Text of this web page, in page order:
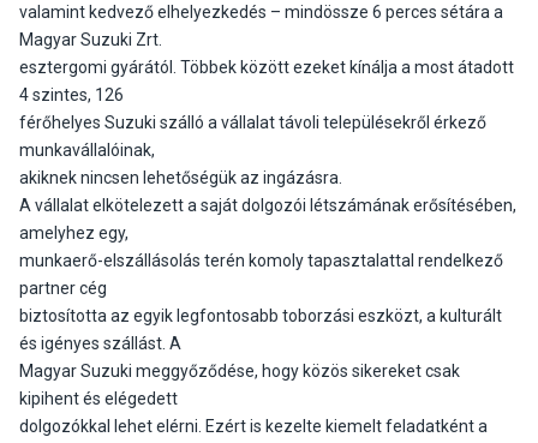
valamint kedvező elhelyezkedés – mindössze 6 perces sétára a
Magyar Suzuki Zrt.
esztergomi gyárától. Többek között ezeket kínálja a most átadott
4 szintes, 126
férőhelyes Suzuki szálló a vállalat távoli településekről érkező
munkavállalóinak,
akiknek nincsen lehetőségük az ingázásra.
A vállalat elkötelezett a saját dolgozói létszámának erősítésében,
amelyhez egy,
munkaerő-elszállásolás terén komoly tapasztalattal rendelkező
partner cég
biztosította az egyik legfontosabb toborzási eszközt, a kulturált
és igényes szállást. A
Magyar Suzuki meggyőződése, hogy közös sikereket csak
kipihent és elégedett
dolgozókkal lehet elérni. Ezért is kezelte kiemelt feladatként a